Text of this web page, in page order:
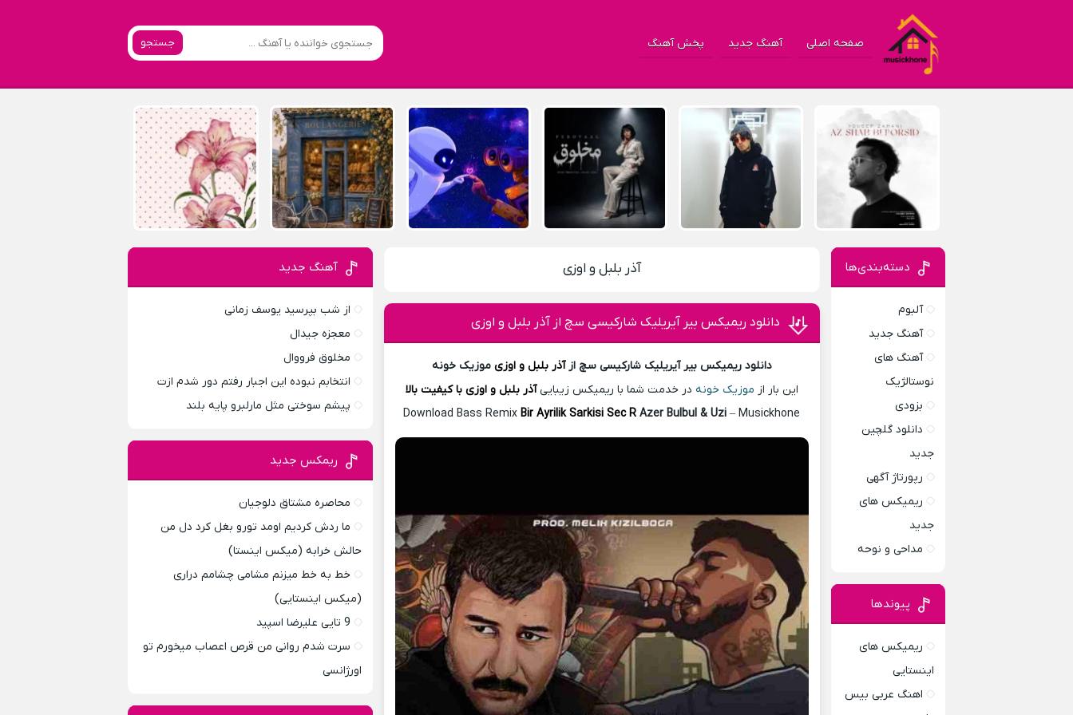
صفحه اصلی آهنگ جدید پخش آهنگ جستجو
آذر بلبل و اوزی
دانلود ریمیکس بیر آیریلیک شارکیسی سچ از آذر بلبل و اوزی
دانلود ریمیکس بیر آیریلیک شارکیسی سچ ازآذر بلبل و اوزی موزیک خونه
این بار از موزیک خونه در خدمت شما با ریمیکس زیباییآذر بلبل و اوزی با کیفیت بالا
Download Bass RemixBir Ayrilik Sarkisi Sec R Azer Bulbul & Uzi – Musickhone
دسته‌بندی‌ها
آلبوم
آهنگ جدید
آهنگ های
نوستالژیک
بزودی
دانلود گلچین
جدید
رپورتاژ آگهی
ریمیکس های
جدید
مداحی و نوحه
پیوندها
ریمیکس های
اینستایی
اهنگ عربی بیس
آهنگ جدید
از شب بپرسید یوسف زمانی
معجزه جیدال
مخلوق فرووال
انتخابم نبوده این اجبار رفتم دور شدم ازت
پیشم سوختی مثل مارلبرو پایه بلند
ریمکس جدید
محاصره مشتاق دلوجیان
ما ردش کردیم اومد تورو بغل کرد دل من
حالش خرابه (میکس اینستا)
خط به خط میزنم مشامی چشامم دراری
(میکس اینستایی)
9 تایی علیرضا اسپید
سرت شدم روانی من قرص اعصاب میخورم تو
اورژانسی